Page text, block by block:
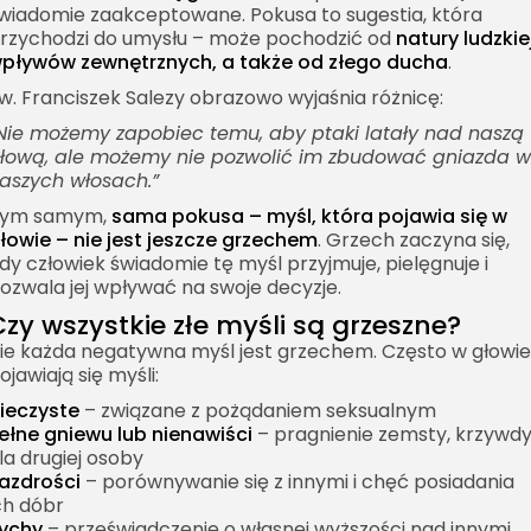
zaakceptowane. Pokusa to sugestia, która
do umysłu – może pochodzić od natury
zewnętrznych, a także od złego ducha.
Franciszek Salezy obrazowo wyjaśnia różnicę:
możemy zapobiec temu, aby ptaki latały nad naszą
ale możemy nie pozwolić im zbudować gniazda w
włosach.”
samym, sama pokusa – myśl, która pojawia się w
– nie jest jeszcze grzechem. Grzech zaczyna się,
człowiek świadomie tę myśl przyjmuje, pielęgnuje i
jej wpływać na swoje decyzje.
wszystkie złe myśli są grzeszne?
każda negatywna myśl jest grzechem. Często w głowie
się myśli:
– związane z pożądaniem seksualnym
gniewu lub nienawiści – pragnienie zemsty, krzywdy
drugiej osoby
– porównywanie się z innymi i chęć posiadania
dóbr